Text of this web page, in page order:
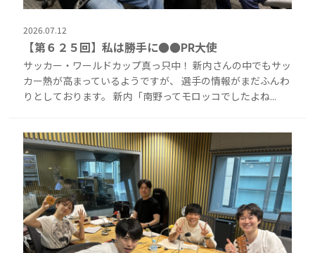
2026.07.12
【第６２５回】私は勝手に●●PR大使
サッカー・ワールドカップ真っ只中！ 新内さんの中でもサッ
カー熱が高まっているようですが、 選手の情報がまだふんわ
りとしております。 新内「南野ってモロッコでしたよね...